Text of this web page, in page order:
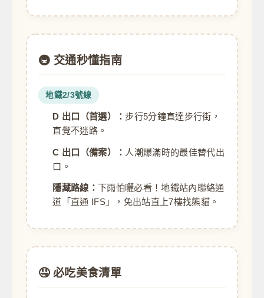
🚇 交通秒懂指南
地鐵2/3號線
D 出口（首選）： 步行5分鐘直達步行街，
直覺不迷路。
C 出口（備案）： 人潮爆滿時的最佳替代出
口。
隱藏路線： 下雨怕曬必看！地鐵站內聯絡通
道「直通 IFS」，免出站直上7樓找熊貓。
🤤 必吃美食清單